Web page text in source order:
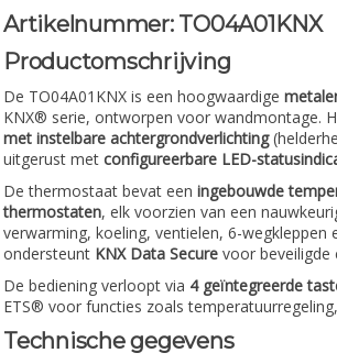
Artikelnummer: TO04A01KNX
Productomschrijving
De TO04A01KNX is een hoogwaardige
KNX® serie, ontworpen voor wandmontage.
met instelbare achtergrondverlichting
uitgerust met configureerbare LED-
De thermostaat bevat een ingebouwde
thermostaten, elk voorzien van een
verwarming, koeling, ventielen, 6-
ondersteunt KNX Data Secure voor beveiligde
De bediening verloopt via 4 geïntegreerde
ETS® voor functies zoals
Technische gegevens